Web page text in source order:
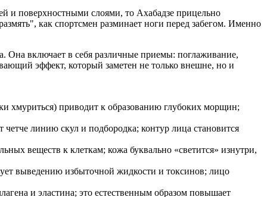
и поверхностными слоями, то Ахабадзе прицельно
как спортсмен разминает ноги перед забегом. Именно
включает в себя различные приемы: поглаживание,
эффект, который заметен не только внешне, но и
хмуриться) приводит к образованию глубоких морщин;
линию скул и подбородка; контур лица становится
веществ к клеткам; кожа буквально «светится» изнутри,
выведению избыточной жидкости и токсинов; лицо
и эластина; это естественным образом повышает